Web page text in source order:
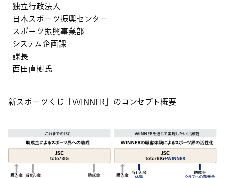
独立行政法人
日本スポーツ振興センター
スポーツ振興事業部
システム企画課
課長
西田直樹氏
新スポーツくじ「WINNER」のコンセプト概要